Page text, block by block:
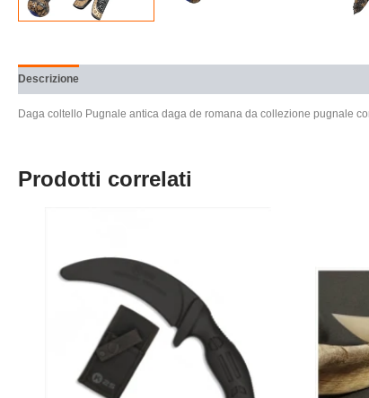
Descrizione
Daga coltello Pugnale antica daga de romana da collezione pugnale
Prodotti correlati